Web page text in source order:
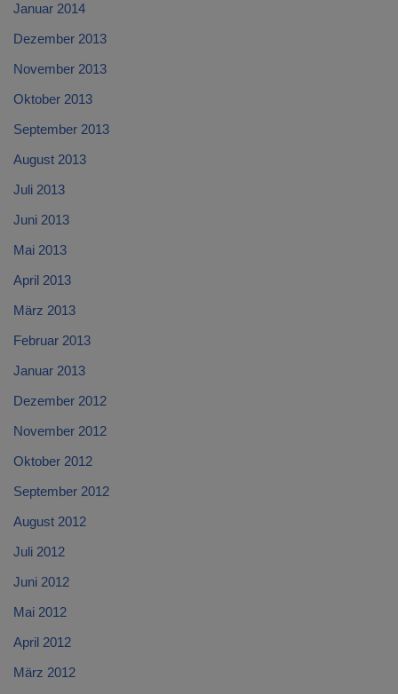
Januar 2014
Dezember 2013
November 2013
Oktober 2013
September 2013
August 2013
Juli 2013
Juni 2013
Mai 2013
April 2013
März 2013
Februar 2013
Januar 2013
Dezember 2012
November 2012
Oktober 2012
September 2012
August 2012
Juli 2012
Juni 2012
Mai 2012
April 2012
März 2012